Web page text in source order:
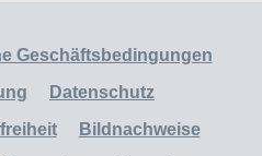
Geschäftsbedingungen
Datenschutz
Bildnachweise